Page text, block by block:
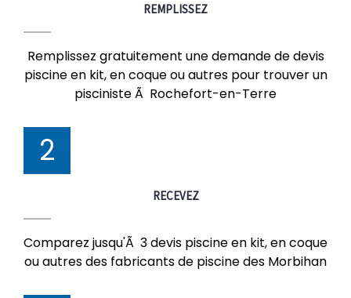
REMPLISSEZ
Remplissez gratuitement une demande de devis
piscine en kit, en coque ou autres pour trouver un
pisciniste Ã Rochefort-en-Terre
2
RECEVEZ
Comparez jusqu'Ã 3 devis piscine en kit, en coque
ou autres des fabricants de piscine des Morbihan